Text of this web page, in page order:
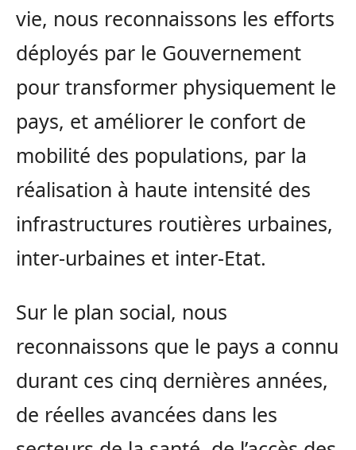
vie, nous reconnaissons les efforts
déployés par le Gouvernement
pour transformer physiquement le
pays, et améliorer le confort de
mobilité des populations, par la
réalisation à haute intensité des
infrastructures routières urbaines,
inter-urbaines et inter-Etat.
Sur le plan social, nous
reconnaissons que le pays a connu
durant ces cinq dernières années,
de réelles avancées dans les